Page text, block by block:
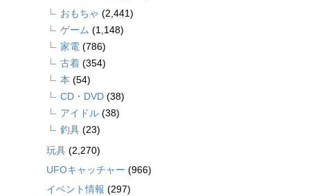
おもちゃ (2,441)
ゲーム (1,148)
家電 (786)
古着 (354)
本 (54)
CD・DVD (38)
アイドル (38)
釣具 (23)
玩具 (2,270)
UFOキャッチャー (966)
イベント情報 (297)